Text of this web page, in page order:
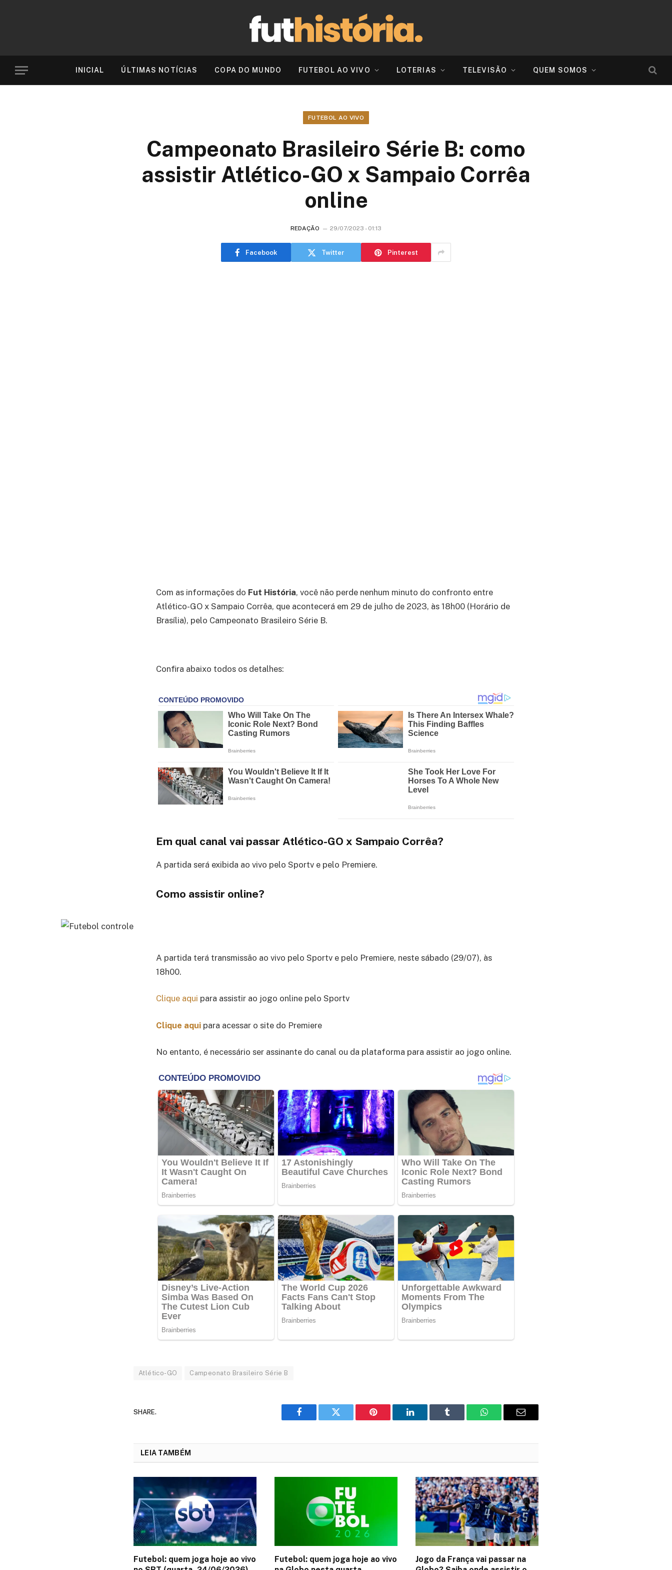
INICIAL ÚLTIMAS NOTÍCIAS COPA DO MUNDO FUTEBOL AO VIVO LOTERIAS TELEVISÃO QUEM SOMOS
FUTEBOL AO VIVO
Campeonato Brasileiro Série B: como
assistir Atlético-GO x Sampaio Corrêa
online
REDAÇÃO 29/07/2023 - 01:13
Facebook Twitter Pinterest
Com as informações do Fut História, você não perde nenhum minuto do confronto entre
Atlético-GO x Sampaio Corrêa, que acontecerá em 29 de julho de 2023, às 18h00 (Horário de
Brasília), pelo Campeonato Brasileiro Série B.
Confira abaixo todos os detalhes:
Em qual canal vai passar Atlético-GO x Sampaio Corrêa?
A partida será exibida ao vivo pelo Sportv e pelo Premiere.
Como assistir online?
A partida terá transmissão ao vivo pelo Sportv e pelo Premiere, neste sábado (29/07), às
18h00.
Clique aqui para assistir ao jogo online pelo Sportv
Clique aqui para acessar o site do Premiere
No entanto, é necessário ser assinante do canal ou da plataforma para assistir ao jogo online.
Atlético-GO Campeonato Brasileiro Série B
SHARE.
Facebook Twitter Pinterest LinkedIn Tumblr WhatsAppEmail
LEIA TAMBÉM
Futebol: quem joga hoje ao vivo
Futebol: quem joga hoje ao vivo
Jogo da França vai passar na